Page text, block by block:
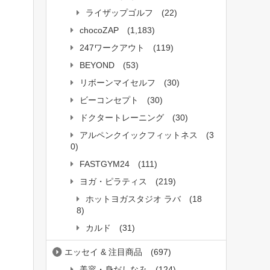
ライザップゴルフ
(22)
chocoZAP
(1,183)
247ワークアウト
(119)
BEYOND
(53)
リボーンマイセルフ
(30)
ビーコンセプト
(30)
ドクタートレーニング
(30)
アルペンクイックフィットネス
(3
0)
FASTGYM24
(111)
ヨガ・ピラティス
(219)
ホットヨガスタジオ ラバ
(18
8)
カルド
(31)
エッセイ & 注目商品
(697)